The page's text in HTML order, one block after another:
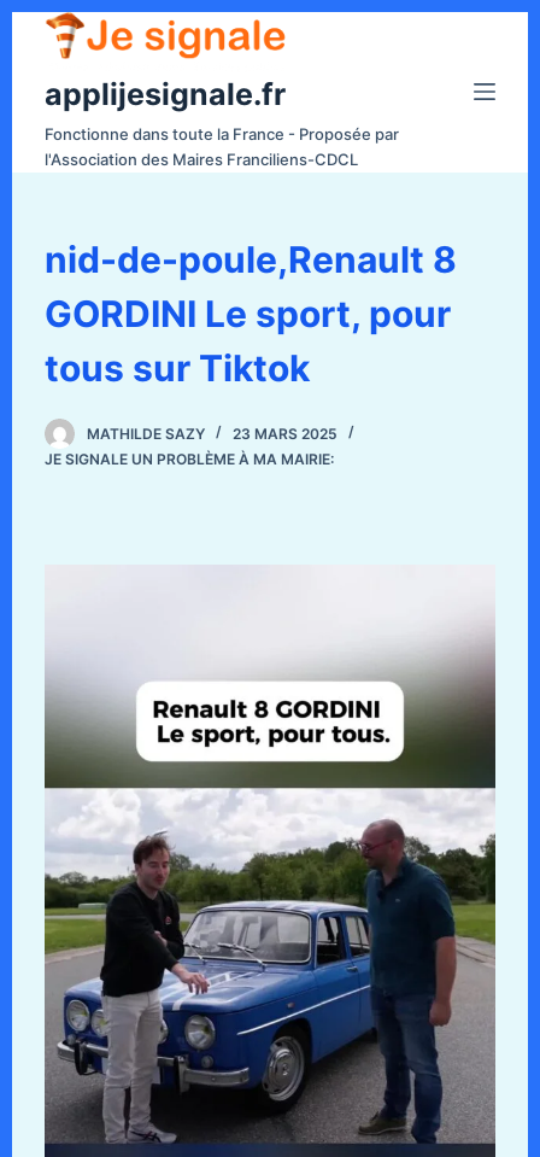
applijesignale.fr
Fonctionne dans toute la France - Proposée par
l'Association des Maires Franciliens-CDCL
nid-de-poule,Renault 8
GORDINI Le sport, pour
tous sur Tiktok
MATHILDE SAZY
23 MARS 2025
JE SIGNALE UN PROBLÈME À MA MAIRIE: